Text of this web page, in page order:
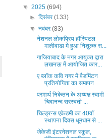
▼ 2025 (694)
► दिसंबर(133)
▼ नवंबर(83)
नेशनल लोकप्रिय हॉस्पिटल
मालीवाडा मे हुआ निशुल्क स...
गाजियाबाद के नगर आयुक्त द्वारा
लखनऊ में आयोजित कार...
ए ब्लॉक कवि नगर में बैडमिंटन
प्रतियोगिता का समापन
परमार्थ निकेतन के अध्यक्ष स्वामी
चिदानन्द सरस्वती ...
चिल्ड्रन्स एकेडमी का 40वाँ
स्थापना दिवस धूमधाम से ...
जेकेजी इंटरनेशनल स्कूल,